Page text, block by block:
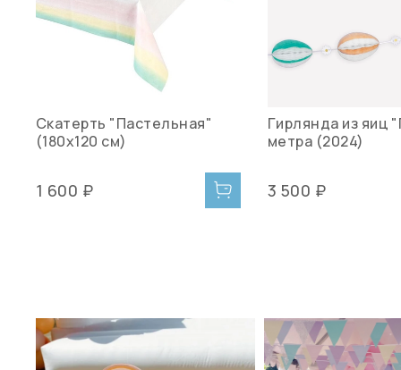
Скатерть "Пастельная"
(180х120 см)
1 600 ₽
Гирлянда из яиц
метра (2024)
3 500 ₽